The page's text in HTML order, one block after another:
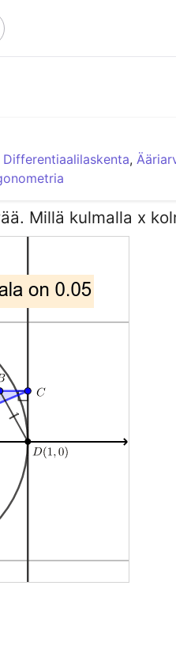
Differentiaalilaskenta,
Millä kulmalla x